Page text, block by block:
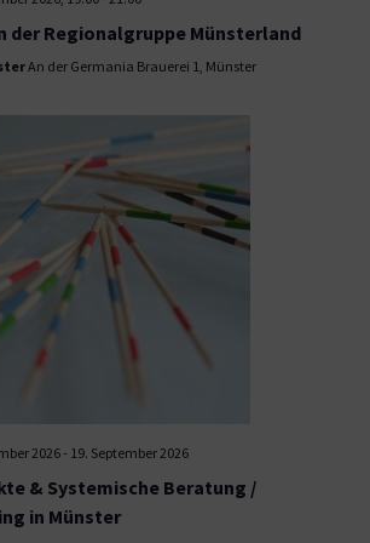
der Regionalgruppe Münsterland
An der Germania Brauerei 1, Münster
2026- 19. September 2026
& Systemische Beratung /
in Münster